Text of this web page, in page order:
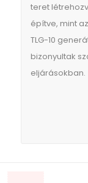
teret
építve, mint
TLG-10
bizonyultak
eljárásokban.